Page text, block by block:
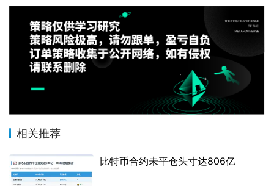
相关推荐
比特币合约未平仓头寸达806亿